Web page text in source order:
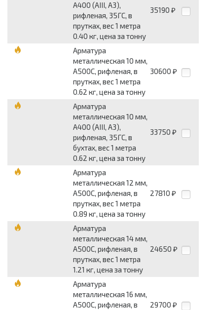
А400 (АIII, А3),
рифленая, 35ГС, в
прутках, вес 1 метра
0.40 кг, цена за тонну
35190 ₽
Арматура
металлическая 10 мм,
А500С, рифленая, в
прутках, вес 1 метра
0.62 кг, цена за тонну
30600 ₽
Арматура
металлическая 10 мм,
А400 (АIII, А3),
рифленая, 35ГС, в
бухтах, вес 1 метра
0.62 кг, цена за тонну
33750 ₽
Арматура
металлическая 12 мм,
А500С, рифленая, в
прутках, вес 1 метра
0.89 кг, цена за тонну
27810 ₽
Арматура
металлическая 14 мм,
А500С, рифленая, в
прутках, вес 1 метра
1.21 кг, цена за тонну
24650 ₽
Арматура
металлическая 16 мм,
А500С, рифленая, в
29700 ₽